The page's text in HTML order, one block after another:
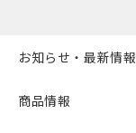
お知らせ・最新情報
商品情報